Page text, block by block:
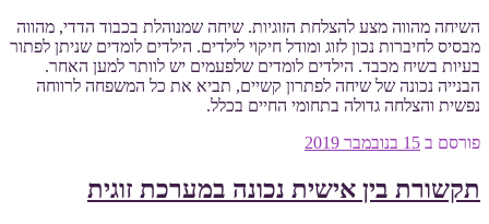
השיחה מהווה מצע להצלחת הזוגיות. שיחה שמנוהלת בכבוד הדדי, מהווה
מבסיס לחיברות נכון לזוג ומודל חיקוי לילדים. הילדים לומדים שניתן לפתור
בעיות בשיח מכבד. הילדים לומדים שלפעמים יש לוותר למען האחר.
הבנייה נכונה של שיחה לפתרון קשיים, תביא את כל המשפחה לרווחה
נפשית והצלחה גדולה בתחומי החיים בכלל.
פורסם ב 15 בנובמבר 2019
תקשורת בין אישית נכונה במערכת זוגית